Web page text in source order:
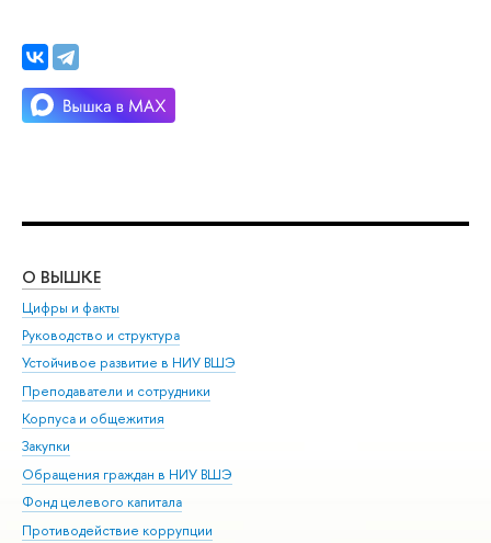
О ВЫШКЕ
Цифры и факты
Руководство и структура
Устойчивое развитие в НИУ ВШЭ
Преподаватели и сотрудники
Корпуса и общежития
Закупки
Обращения граждан в НИУ ВШЭ
Фонд целевого капитала
Противодействие коррупции